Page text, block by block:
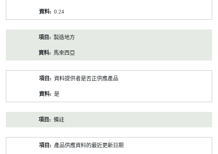
0.24
製造地方
馬來西亞
資料提供者是否正供應產品
是
備註
產品供應資料的最近更新日期